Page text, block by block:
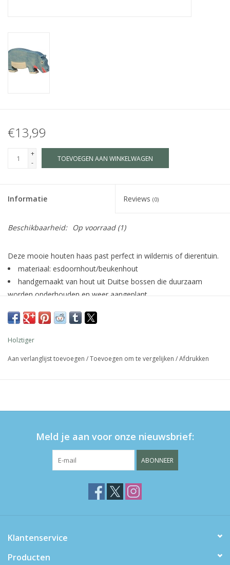
€13,99
+
-
TOEVOEGEN AAN WINKELWAGEN
Informatie Reviews (0)
Beschikbaarheid: Op voorraad(1)
Deze mooie houten haas past perfect in wildernis of dierentuin.
materiaal: esdoornhout/beukenhout
handgemaakt van hout uit Duitse bossen die duurzaam
worden onderhouden en weer aangeplant
Holztiger
Aan verlanglijst toevoegen /Toevoegen om te vergelijken /Afdrukken
Meld je aan voor onze nieuwsbrief:
ABONNEER
Klantenservice
Producten